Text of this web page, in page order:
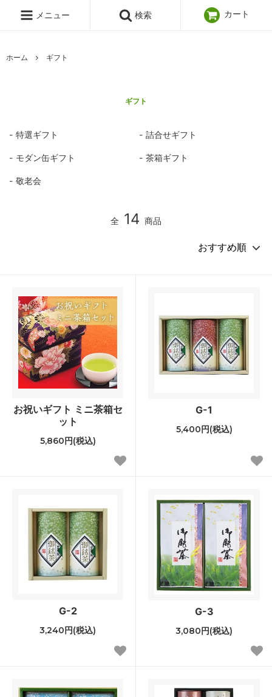
メニュー 検索 カート
ホーム ギフト
ギフト
特選ギフト 詰合せギフト
モダン缶ギフト 茶箱ギフト
敬老会
全 14 商品
お祝いギフト ミニ茶箱セ
ット
5,860円(税込)
G-1
5,400円(税込)
G-2
3,240円(税込)
G-3
3,080円(税込)